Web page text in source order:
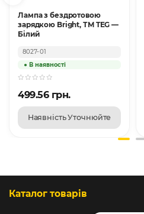
Лампа з бездротовою
зарядкою Bright, ТМ TEG —
Білий
8027-01
499.56 грн.
Наявність Уточнюйте
Каталог товарів